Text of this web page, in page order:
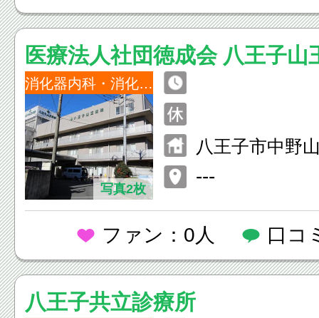
医療法人社団徳成会 八王子山
消化器内科・消化外科
写真2枚
八王子市中野
---
ファン：0人 口コ
八王子共立診療所